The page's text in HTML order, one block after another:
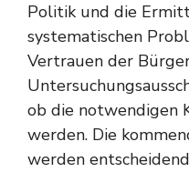
Politik und die
systematischen
Vertrauen der
ob die notwendigen
werden. Die
werden